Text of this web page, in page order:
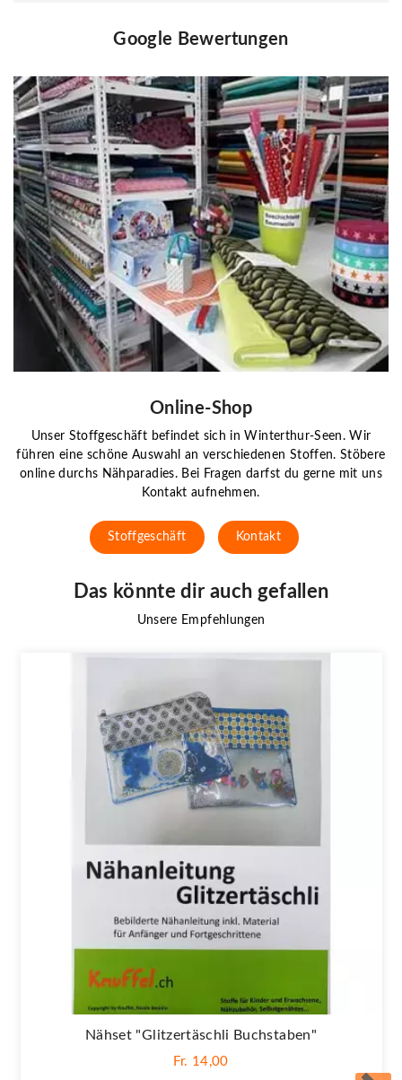
Google Bewertungen
Online-Shop
Unser Stoffgeschäft befindet sich in Winterthur-Seen. Wir
führen eine schöne Auswahl an verschiedenen Stoffen. Stöbere
online durchs Nähparadies. Bei Fragen darfst du gerne mit uns
Kontakt aufnehmen.
Stoffgeschäft Kontakt
Das könnte dir auch gefallen
Unsere Empfehlungen
Nähset "Glitzertäschli Buchstaben"
Fr. 14,00